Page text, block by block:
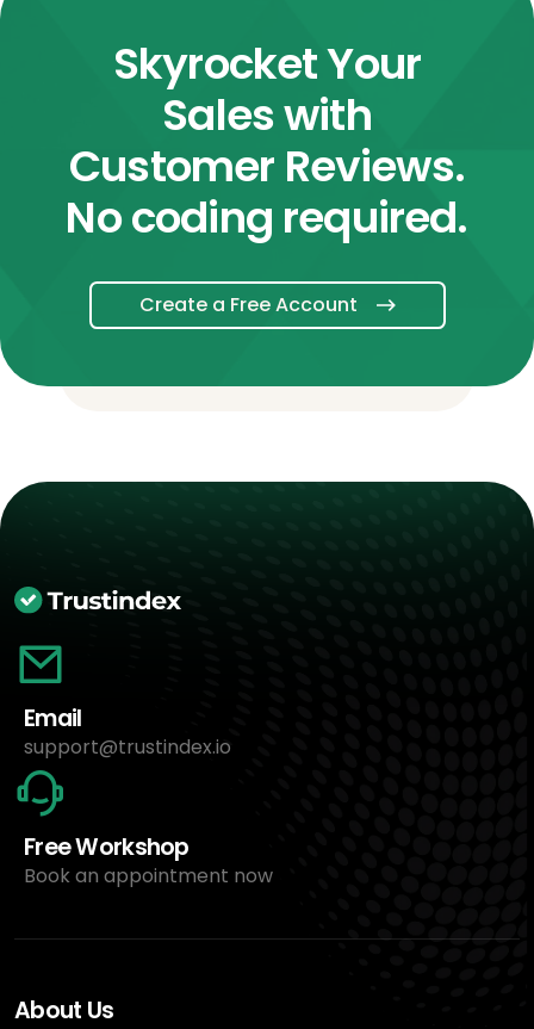
Skyrocket Your
Sales with
Customer Reviews.
No coding required.
Create a Free Account
Email
support@trustindex.io
Free Workshop
Book an appointment now
About Us